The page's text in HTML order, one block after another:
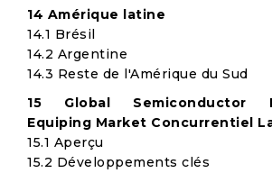
14 Amérique latine
14.1 Brésil
14.2 Argentine
14.3 Reste de l'Amérique du Sud
15 Global Semiconductor
Equiping Market Concurrentiel
15.1 Aperçu
15.2 Développements clés